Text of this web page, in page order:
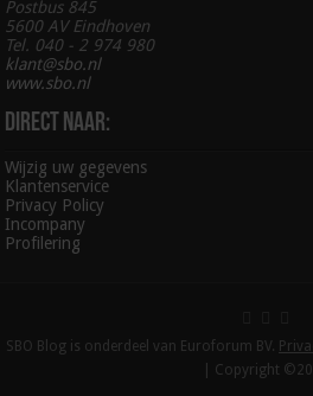
Postbus 845
5600 AV Eindhoven
Tel. 040 - 2 974 980
klant@sbo.nl
www.sbo.nl
Direct naar:
Wijzig uw gegevens
Klantenservice
Privacy Policy
Incompany
Profilering
SBO Blog is onderdeel van Euroforum BV.
| Copyright